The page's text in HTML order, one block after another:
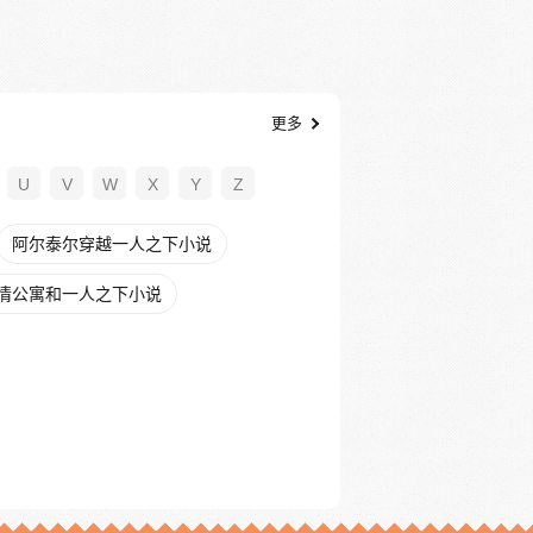
更多
U V W X Y Z
阿尔泰尔穿越一人之下小说
公寓和一人之下小说